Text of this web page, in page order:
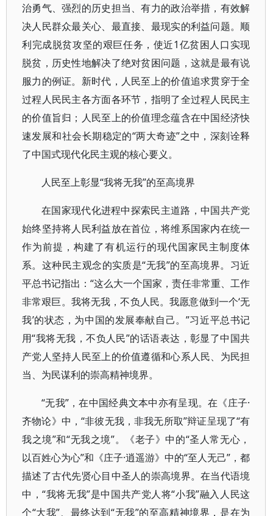
治勇气、强烈的历史担当、有力的政治举措，有效解
决人民群众最关心、最直接、最现实的利益问题。顺
利完成脱贫攻坚的艰巨任务，使近1亿贫困人口实现
脱贫，历史性地解决了绝对贫困问题，这就是最有说
服力的例证。新时代，人民至上的价值追求贯穿于全
过程人民民主各方面各环节，指明了全过程人民民主
的价值旨归；人民至上的价值理念蕴含在中国经济快
速发展和社会长期稳定的“两大奇迹”之中，深刻诠释
了中国式现代化民主观的核心要义。
人民至上彰显“我将无我”的至高境界
在国家现代化进程中探索民主道路，中国共产党
始终坚持将人民利益放在首位，将维系国家内在统一
作为前提，构建了有机运行的现代国家民主制度体
系。这种民主观念的实质是“无我”的至高境界。习近
平总书记指出：“这么大一个国家，责任非常重、工作
非常艰巨。我将无我，不负人民。我愿意做到一个‘无
我’的状态，为中国的发展奉献自己。”习近平总书记
用“我将无我，不负人民”的话语表达，彰显了中国共
产党人坚持人民至上的价值遵循和心系人民、为民担
当、为民谋利的崇高精神境界。
“无我”，在中国经典文本中亦有呈现。在《庄子·
齐物论》中，“非彼无我，非我无所取”辩证呈现了“有
我之境”和“无我之境”。《老子》中的“圣人常无心，
以百姓心为心”和《庄子·逍遥游》中的“至人无己”，都
描述了古代先贤心目中圣人的崇高境界。在当代语境
中，“我将无我”是中国共产党人将“小我”融入人民这
个“大我”、最终达到“无我”的至高精神境界，是在为